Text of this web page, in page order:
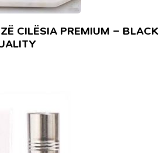
CILËSIA PREMIUM – BLACK